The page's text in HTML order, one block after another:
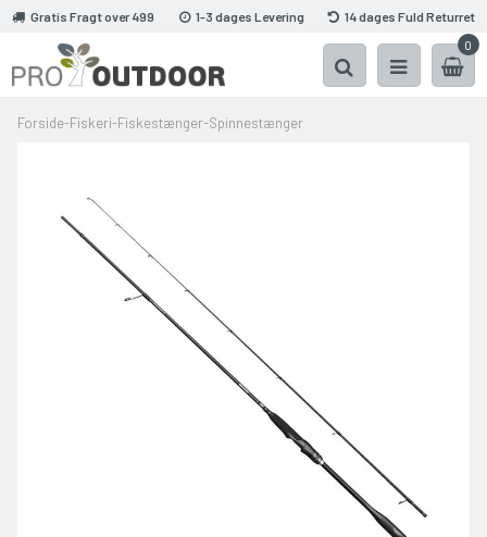
Gratis Fragt over 499 1-3 dages Levering
14 dages Fuld Returret
0
Forside-Fiskeri-Fiskestænger-Spinnestænger